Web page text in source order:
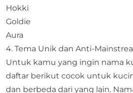
Hokki
Goldie
Aura
4. Tema Unik dan Anti-
Untuk kamu yang ingin nama
daftar berikut cocok untuk
dan berbeda dari yang lain.